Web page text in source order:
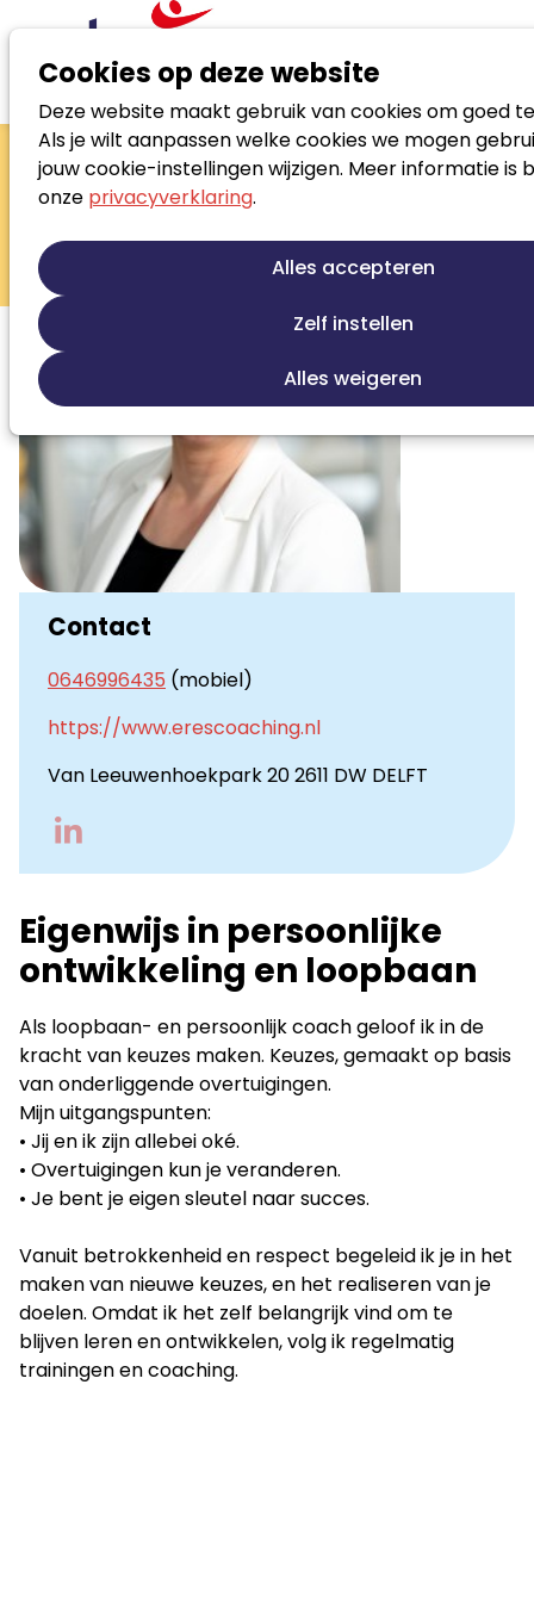
Cookies op deze website
Deze website maakt gebruik van cookies om goed
Als je wilt aanpassen welke cookies we mogen
jouw cookie-instellingen wijzigen. Meer informatie is
onze privacyverklaring.
Alles accepteren
Zelf instellen
Alles weigeren
Zoek loopbaanspecialist
Ruth Springer
Loopbaanontwikkeling
Persoonlijke ontwikkeling
Re-integratie tweede spoor
Contact
0646996435 (mobiel)
https://www.erescoaching.nl
Van Leeuwenhoekpark 20 2611 DW DELFT
Eigenwijs in persoonlijke
ontwikkeling en loopbaan
Als loopbaan- en persoonlijk coach geloof ik in de
kracht van keuzes maken. Keuzes, gemaakt op basis
van onderliggende overtuigingen.
Mijn uitgangspunten:
• Jij en ik zijn allebei oké.
• Overtuigingen kun je veranderen.
• Je bent je eigen sleutel naar succes.
Vanuit betrokkenheid en respect begeleid ik je in het
maken van nieuwe keuzes, en het realiseren van je
doelen. Omdat ik het zelf belangrijk vind om te
blijven leren en ontwikkelen, volg ik regelmatig
trainingen en coaching.